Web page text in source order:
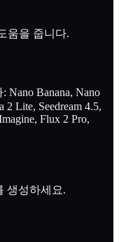
움을 줍니다.
Nano Banana, Nano
2 Lite, Seedream 4.5,
Flux 2 Pro,
생성하세요.